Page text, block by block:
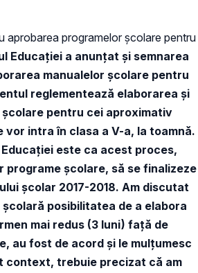
aprobarea programelor școlare pentru
Educației a anunțat și semnarea
manualelor școlare pentru
reglementează elaborarea și
pentru cei aproximativ
vor intra în clasa a V-a, la toamnă.
este ca acest proces,
programe școlare, să se finalizeze
școlar 2017-2018. Am discutat
posibilitatea de a elabora
mai redus (3 luni) față de
au fost de acord și le mulțumesc
context, trebuie precizat că am